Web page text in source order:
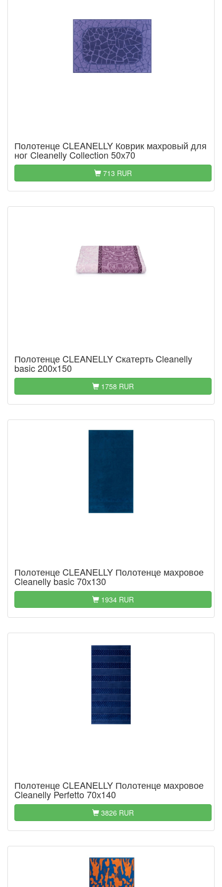
Полотенце CLEANELLY Коврик махровый для
ног Cleanelly Collection 50х70
713 RUR
Полотенце CLEANELLY Скатерть Cleanelly
basic 200х150
1758 RUR
Полотенце CLEANELLY Полотенце махровое
Cleanelly basic 70х130
1934 RUR
Полотенце CLEANELLY Полотенце махровое
Cleanelly Perfetto 70х140
3826 RUR